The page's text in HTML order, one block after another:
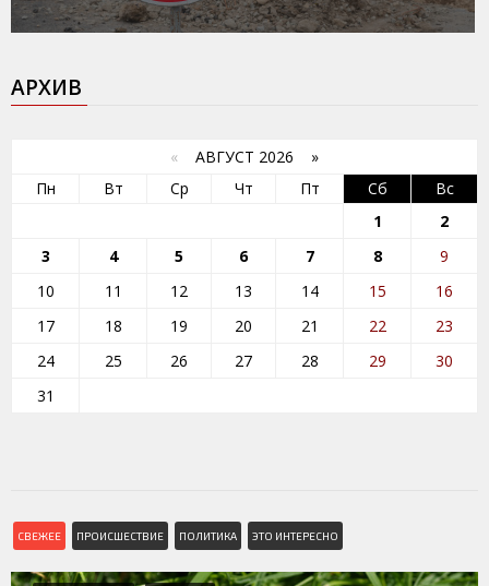
АРХИВ
« АВГУСТ 2026 »
Пн
Вт Ср Чт Пт Сб
Вс
1
2
3
4 5 6 7 8
9
10
11 12 13 14 15
16
17
18 19 20 21 22
23
24
25 26 27 28 29
30
31
СВЕЖЕЕ ПРОИСШЕСТВИЕ ПОЛИТИКА ЭТО ИНТЕРЕСНО